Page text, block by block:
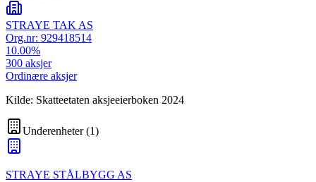
STRAYE TAK AS
Org.nr: 929418514
10.00%
300 aksjer
Ordinære aksjer
Kilde: Skatteetaten aksjeeierboken 2024
Underenheter(1)
STRAYE STÅLBYGG AS